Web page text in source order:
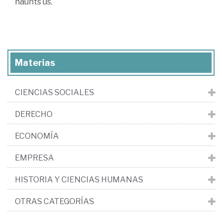
Materias
CIENCIAS SOCIALES
DERECHO
ECONOMÍA
EMPRESA
HISTORIA Y CIENCIAS HUMANAS
OTRAS CATEGORÍAS